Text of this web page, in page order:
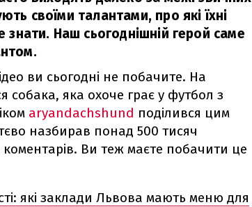
своїми талантами, про які їхні
знати. Наш сьогоднішній герой саме
ви сьогодні не побачите. На
собака, яка охоче грає у футбол з
aryandachshund поділився цим
назбирав понад 500 тисяч
Ви теж маєте побачити це
які заклади Львова мають меню для